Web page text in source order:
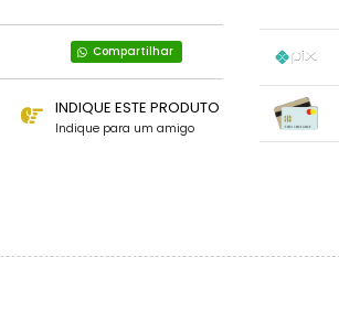
Compartilhar
INDIQUE ESTE PRODUTO
Indique para um amigo